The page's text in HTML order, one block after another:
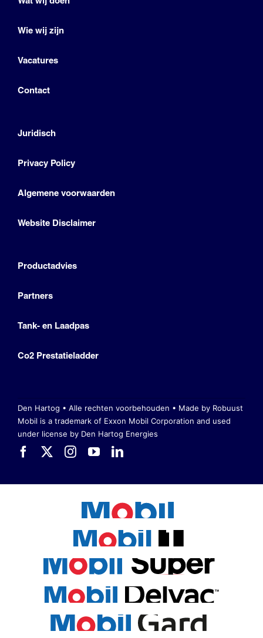
Wie wij zijn
Vacatures
Contact
Juridisch
Privacy Policy
Algemene voorwaarden
Website Disclaimer
Productadvies
Partners
Tank- en Laadpas
Co2 Prestatieladder
Den Hartog • Alle rechten voorbehouden • Made by Robuust
Mobil is a trademark of Exxon Mobil Corporation and used
under license by Den Hartog Energies